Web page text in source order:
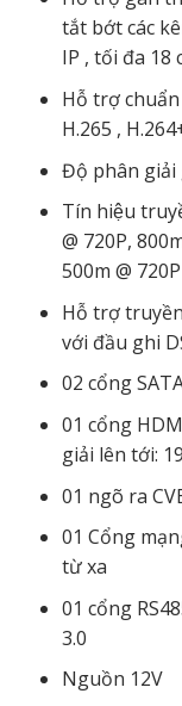
tắt bớt các
IP , tối đa 18
Hỗ trợ chuẩn
H.265 ,
Độ phân giải
Tín hiệu
@ 720P,
500m @
Hỗ trợ
với đầu ghi
02 cổng
01 cổng
giải lên tới:
01 ngõ ra
01 Cổng
từ xa
01 cổng
3.0
Nguồn 12V